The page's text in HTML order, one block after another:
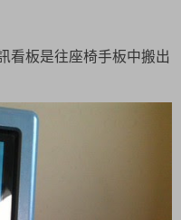
看板是往座椅手板中搬出